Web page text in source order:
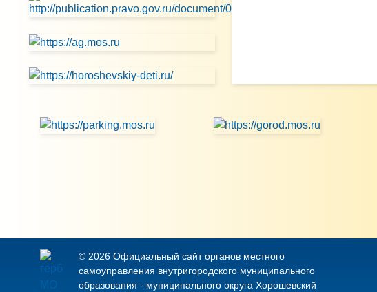
© 2026 Официальный сайт органов местного
самоуправления внутригородского муниципального
образования - муниципального округа Хорошевский